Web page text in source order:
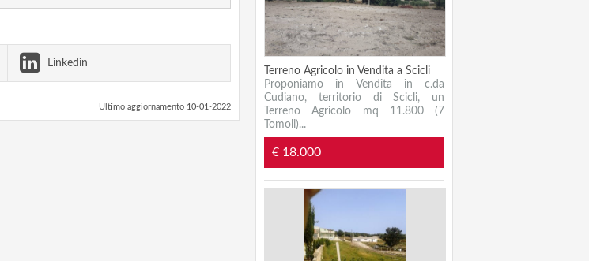
Linkedin
Ultimo aggiornamento 10-01-2022
Terreno Agricolo in Vendita a Scicli
Proponiamo in Vendita in c.da
Cudiano, territorio di Scicli, un
Terreno Agricolo mq 11.800 (7
Tomoli)...
€ 18.000